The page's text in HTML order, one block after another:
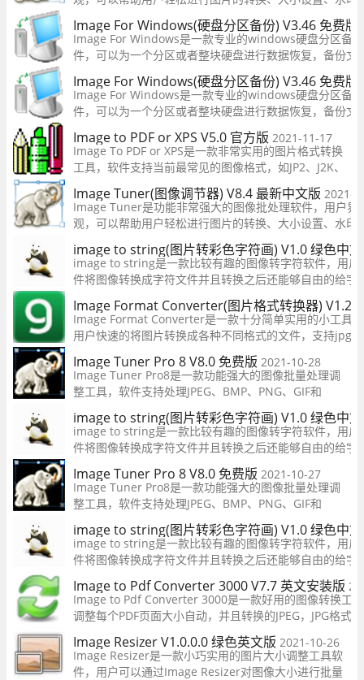
加、旋转、着色、锐利等操作，满足不同用户对图片处理
部需求。软件基于极其快速的图像处理引擎，几乎没有控
Image For Windows(硬盘分区备份) V3.46 免费版
Image For Windows是一款专业的windows硬盘分区备
件，可以为一个分区或者整块硬盘进行数据恢复，备份文
在本地或网络设备中，想要刻录成CD或DVD也是可以的
Windows还可以快速为硬盘分区创建一个镜像文件，支持
DVD+R
Image For Windows(硬盘分区备份) V3.46 免费版
Image For Windows是一款专业的windows硬盘分区备
件，可以为一个分区或者整块硬盘进行数据恢复，备份文
在本地或网络设备中，想要刻录成CD或DVD也是可以的
Windows还可以快速为硬盘分区创建一个镜像文件，支持
DVD+R
Image to PDF or XPS V5.0 官方版 2021-11-17
Image To PDF or XPS是一款非常实用的图片格式转换
工具，软件支持当前最常见的图像格式，如JP2、J2K、
JPF、PNG、BMP、TIF、EMF和WMF等格式文件都支
持，软件支持一键批量操作，让你在这可以轻松转换到
自己想要的图片格式，有需要的用户快来下载吧！
Image Tuner(图像调节器) V8.4 最新中文版 2021-
Image Tuner是功能非常强大的图像批处理软件，用户界
观，可以帮助用户轻松进行图片的转换、大小设置、水印
加、旋转、着色、锐利等操作，满足不同用户对图片处理
部需求。软件基于极其快速的图像处理引擎，几乎没有控
image to string(图片转彩色字符画) V1.0 绿色中
image to string是一款比较有趣的图像转字符软件，用户
件将图像转换成字符文件并且转换之后还能够自由的给字
的用户不要错过了，欢迎下载使用！
Image Format Converter(图片格式转换器) V1.2
Image Format Converter是一款十分简单实用的小工具
用户快速的将图片转换成各种不同格式的文件，支持jpg
tiff、wmp、ico六款模式，而且还支持批量转换，有需要
吧！
Image Tuner Pro 8 V8.0 免费版 2021-10-28
Image Tuner Pro8是一款功能强大的图像批量处理调
整工具，软件支持处理JPEG、BMP、PNG、GIF和
TIFF、PCX等常用的图片格式，用户在这可以自由的调
整图片的参数，一键快速处理，让你在这可以轻松的处
理自己需要的图片，操作简单，有需要的用户快来下载
吧！
image to string(图片转彩色字符画) V1.0 绿色中
image to string是一款比较有趣的图像转字符软件，用户
件将图像转换成字符文件并且转换之后还能够自由的给字
的用户不要错过了，欢迎下载使用！
Image Tuner Pro 8 V8.0 免费版 2021-10-27
Image Tuner Pro8是一款功能强大的图像批量处理调
整工具，软件支持处理JPEG、BMP、PNG、GIF和
TIFF、PCX等常用的图片格式，用户在这可以自由的调
整图片的参数，一键快速处理，让你在这可以轻松的处
理自己需要的图片，操作简单，有需要的用户快来下载
吧！
image to string(图片转彩色字符画) V1.0 绿色中
image to string是一款比较有趣的图像转字符软件，用户
件将图像转换成字符文件并且转换之后还能够自由的给字
Image to Pdf Converter 3000 V7.7 英文安装版
Image to Pdf Converter 3000是一款好用的图像转换工
调整每个PDF页面大小自动，并且转换的JPEG，JPG格式
式，还可以命名修正的PDF文件页面宽度，合并多个图像
一的PDF，而不会失去原有的风格。
Image Resizer V1.0.0.0 绿色英文版 2021-10-26
Image Resizer是一款小巧实用的图片大小调整工具软
件，用户可以通过Image Resizer对图像大小进行批量